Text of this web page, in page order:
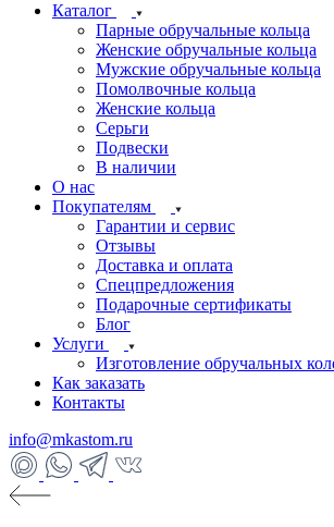
Каталог
Парные обручальные кольца
Женские обручальные кольца
Мужские обручальные кольца
Помолвочные кольца
Женские кольца
Серьги
Подвески
В наличии
О нас
Покупателям
Гарантии и сервис
Отзывы
Доставка и оплата
Спецпредложения
Подарочные сертификаты
Блог
Услуги
Изготовление обручальных
Как заказать
Контакты
info@mkastom.ru